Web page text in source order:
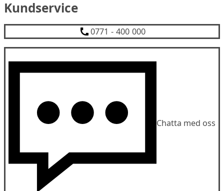
Kundservice
0771 - 400 000
Chatta med oss